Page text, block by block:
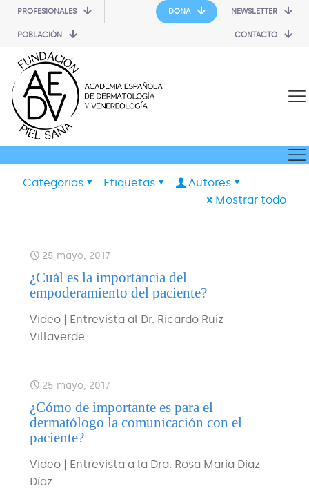
PROFESIONALES
POBLACIÓN
DONA NEWSLETTER
CONTACTO
Categorias Etiquetas
Autores
Mostrar todo
25 mayo, 2017
¿Cuál es la importancia del
empoderamiento del paciente?
Vídeo | Entrevista al Dr. Ricardo Ruiz
Villaverde
25 mayo, 2017
¿Cómo de importante es para el
dermatólogo la comunicación con el
paciente?
Vídeo | Entrevista a la Dra. Rosa María Díaz
Díaz